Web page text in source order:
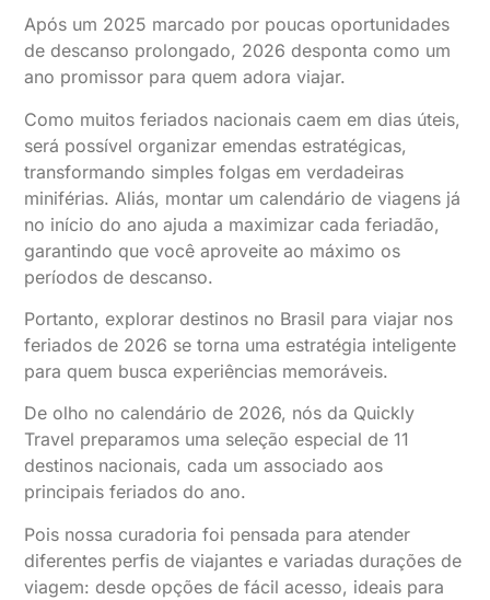
Após um 2025 marcado por poucas oportunidades
de descanso prolongado, 2026 desponta como um
ano promissor para quem adora viajar.
Como muitos feriados nacionais caem em dias úteis,
será possível organizar emendas estratégicas,
transformando simples folgas em verdadeiras
miniférias. Aliás, montar um calendário de viagens já
no início do ano ajuda a maximizar cada feriadão,
garantindo que você aproveite ao máximo os
períodos de descanso.
Portanto, explorar destinos no Brasil para viajar nos
feriados de 2026 se torna uma estratégia inteligente
para quem busca experiências memoráveis.
De olho no calendário de 2026, nós da Quickly
Travel preparamos uma seleção especial de 11
destinos nacionais, cada um associado aos
principais feriados do ano.
Pois nossa curadoria foi pensada para atender
diferentes perfis de viajantes e variadas durações de
viagem: desde opções de fácil acesso, ideais para